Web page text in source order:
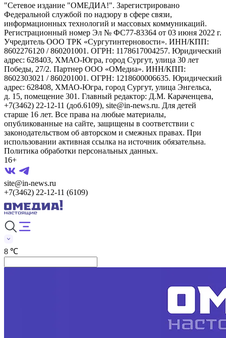
"Сетевое издание "ОМЕДИА!". Зарегистрировано
Федеральной службой по надзору в сфере связи,
информационных технологий и массовых коммуникаций.
Регистрационный номер Эл № ФС77-83364 от 03 июня 2022 г.
Учредитель ООО ТРК «Сургутинтерновости». ИНН/КПП:
8602276120 / 860201001. ОГРН: 1178617004257. Юридический
адрес: 628403, ХМАО-Югра, город Сургут, улица 30 лет
Победы, 27/2. Партнер ООО «ОМедиа». ИНН/КПП:
8602303021 / 860201001. ОГРН: 1218600006635. Юридический
адрес: 628408, ХМАО-Югра, город Сургут, улица Энгельса,
д. 15, помещение 301. Главный редактор: Д.М. Караченцева,
+7(3462) 22-12-11 (доб.6109), site@in-news.ru. Для детей
старше 16 лет. Все права на любые материалы,
опубликованные на сайте, защищены в соответствии с
законодательством об авторском и смежных правах. При
использовании активная ссылка на источник обязательна.
Политика обработки персональных данных.
16+
site@in-news.ru
+7(3462) 22-12-11 (6109)
8 ℃